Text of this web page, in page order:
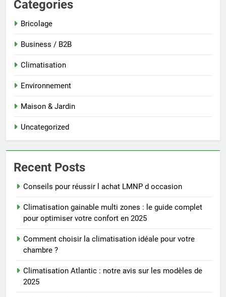
Categories
Bricolage
Business / B2B
Climatisation
Environnement
Maison & Jardin
Uncategorized
Recent Posts
Conseils pour réussir l achat LMNP d occasion
Climatisation gainable multi zones : le guide complet
pour optimiser votre confort en 2025
Comment choisir la climatisation idéale pour votre
chambre ?
Climatisation Atlantic : notre avis sur les modèles de
2025